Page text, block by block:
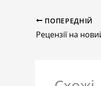
ПОПЕРЕДНІЙ